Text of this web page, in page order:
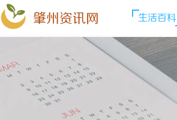
肇州资讯网 生活百科